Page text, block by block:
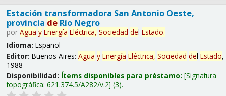
Estación transformadora San Antonio Oeste,
provincia deRío Negro
por Agua y Energía Eléctrica, Sociedad del Estado.
Idioma: Español
Editor: Buenos Aires: Agua y Energía Eléctrica, Sociedad del Estado,
1988
Disponibilidad: Ítems disponibles para préstamo: Signatura
topográfica: 621.374.5/A282/v.2 (3).